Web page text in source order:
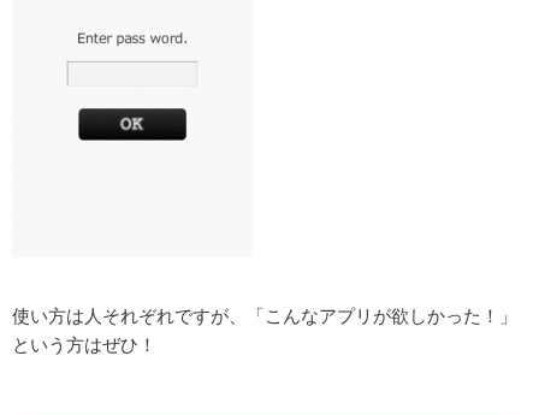
使い方は人それぞれですが、「こんなアプリが欲しかった！」
という方はぜひ！